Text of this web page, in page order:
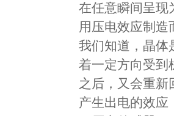
在任意瞬间呈现
用压电效应制造
我们知道，晶体
着一定方向受到
之后，又会重
产生出电的效